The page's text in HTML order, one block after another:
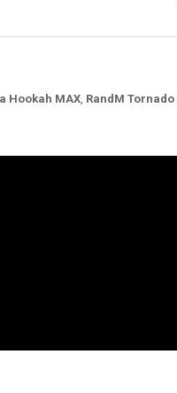
Hookah MAX, RandM Tornado